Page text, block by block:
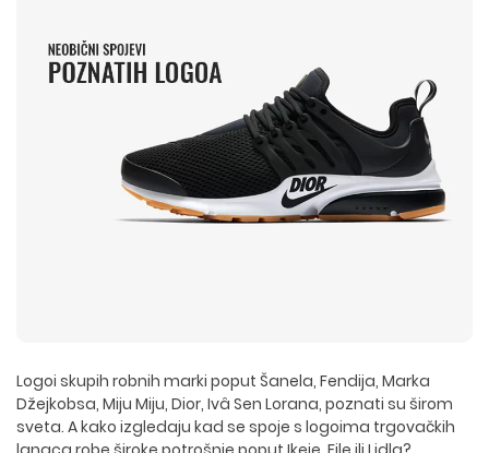
Logoi skupih robnih marki poput Šanela, Fendija, Marka
Džejkobsa, Miju Miju, Dior, Ivâ Sen Lorana, poznati su širom
sveta. A kako izgledaju kad se spoje s logoima trgovačkih